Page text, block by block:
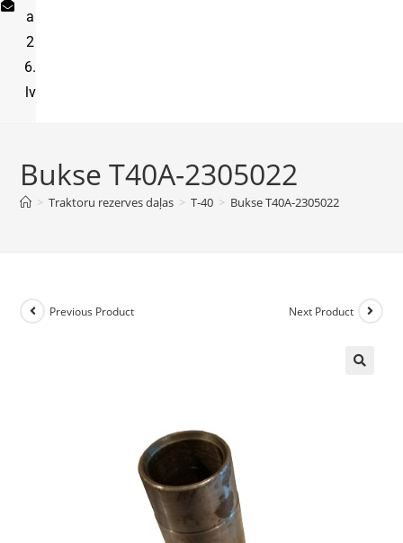
a
2
6.
lv
Bukse T40A-2305022
> Traktoru rezerves daļas > T-40 > Bukse T40A-2305022
Previous Product Next Product